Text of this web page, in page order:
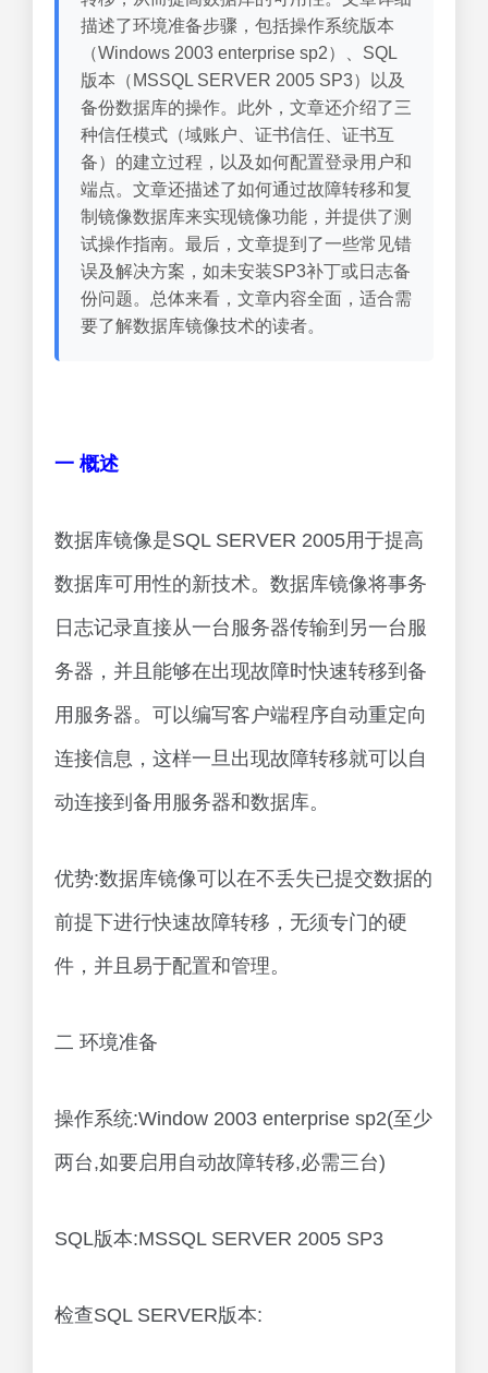
描述了环境准备步骤，包括操作系统版本
（Windows 2003 enterprise sp2）、SQL
版本（MSSQL SERVER 2005 SP3）以及
备份数据库的操作。此外，文章还介绍了三
种信任模式（域账户、证书信任、证书互
备）的建立过程，以及如何配置登录用户和
端点。文章还描述了如何通过故障转移和复
制镜像数据库来实现镜像功能，并提供了测
试操作指南。最后，文章提到了一些常见错
误及解决方案，如未安装SP3补丁或日志备
份问题。总体来看，文章内容全面，适合需
要了解数据库镜像技术的读者。
一 概述
数据库镜像是SQL SERVER 2005用于提高
数据库可用性的新技术。数据库镜像将事务
日志记录直接从一台服务器传输到另一台服
务器，并且能够在出现故障时快速转移到备
用服务器。可以编写客户端程序自动重定向
连接信息，这样一旦出现故障转移就可以自
动连接到备用服务器和数据库。
优势:数据库镜像可以在不丢失已提交数据的
前提下进行快速故障转移，无须专门的硬
件，并且易于配置和管理。
二 环境准备
操作系统:Window 2003 enterprise sp2(至少
两台,如要启用自动故障转移,必需三台)
SQL版本:MSSQL SERVER 2005 SP3
检查SQL SERVER版本: